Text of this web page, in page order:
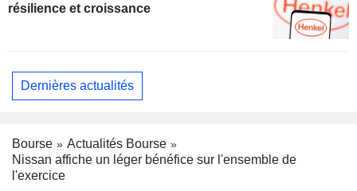
résilience et croissance
Dernières actualités
Bourse
Actualités Bourse
Nissan affiche un léger bénéfice sur l'ensemble de
l'exercice